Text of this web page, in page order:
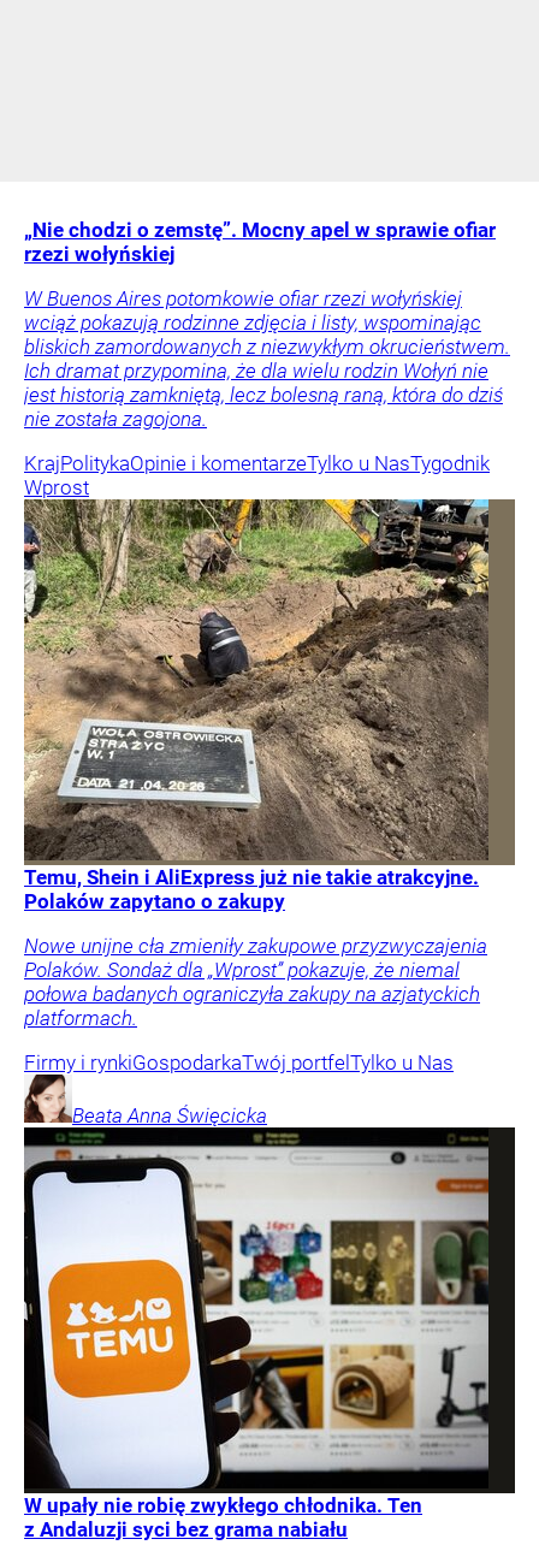
„Nie chodzi o zemstę”. Mocny apel w sprawie ofiar
rzezi wołyńskiej
W Buenos Aires potomkowie ofiar rzezi wołyńskiej
wciąż pokazują rodzinne zdjęcia i listy, wspominając
bliskich zamordowanych z niezwykłym okrucieństwem.
Ich dramat przypomina, że dla wielu rodzin Wołyń nie
jest historią zamkniętą, lecz bolesną raną, która do dziś
nie została zagojona.
KrajPolitykaOpinie i komentarzeTylko u NasTygodnik
Wprost
Temu, Shein i AliExpress już nie takie atrakcyjne.
Polaków zapytano o zakupy
Nowe unijne cła zmieniły zakupowe przyzwyczajenia
Polaków. Sondaż dla „Wprost” pokazuje, że niemal
połowa badanych ograniczyła zakupy na azjatyckich
platformach.
Firmy i rynkiGospodarkaTwój portfel Tylko u Nas
Beata Anna Święcicka
W upały nie robię zwykłego chłodnika. Ten
z Andaluzji syci bez grama nabiału